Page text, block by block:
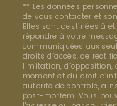
** Les données
de vous contacter et
Elles sont destinées à
répondre à votre
communiquées aux
droits d’accès, de
limitation,
moment et du droit
autorité de contrôle,
post-mortem. Vous